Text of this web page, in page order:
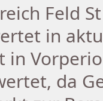
Feld
in
in
da